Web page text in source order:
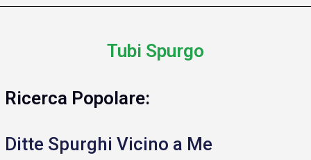
Tubi Spurgo
Ricerca Popolare:
Ditte Spurghi Vicino a Me